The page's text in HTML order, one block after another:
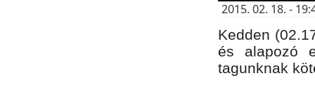
2015. 02. 18. -
Kedden
és alapozó
tagunknak